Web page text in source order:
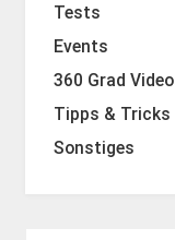
Tests
Events
360 Grad Video
Tipps & Tricks
Sonstiges